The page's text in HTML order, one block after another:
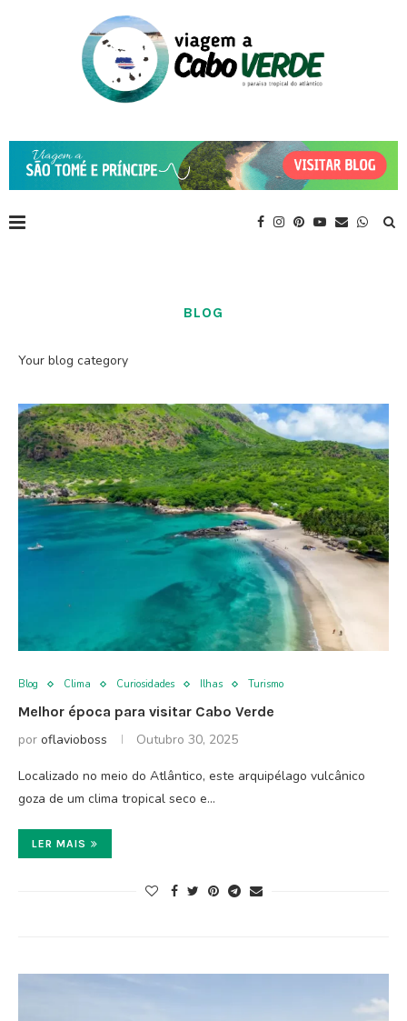
BLOG
Your blog category
Blog Clima Curiosidades Ilhas Turismo
Melhor época para visitar Cabo Verde
por oflavioboss Outubro 30, 2025
Localizado no meio do Atlântico, este arquipélago vulcânico
goza de um clima tropical seco e…
LER MAIS